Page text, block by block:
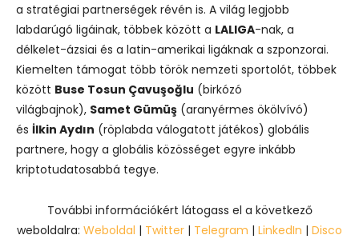
a stratégiai partnerségek révén is. A világ legjobb
labdarúgó ligáinak, többek között a LALIGA-nak, a
délkelet-ázsiai és a latin-amerikai ligáknak a szponzorai.
Kiemelten támogat több török nemzeti sportolót, többek
között Buse Tosun Çavuşoğlu (birkózó
világbajnok), Samet Gümüş (aranyérmes ökölvívó)
és İlkin Aydın (röplabda válogatott játékos) globális
partnere, hogy a globális közösséget egyre inkább
kriptotudatosabbá tegye.
További információkért látogass el a következő
weboldalra: Weboldal | Twitter | Telegram | LinkedIn | Disco